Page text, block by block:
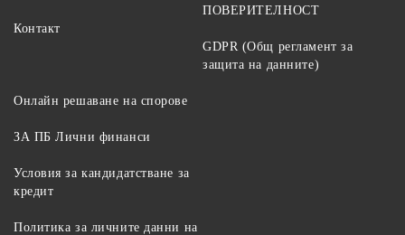
Контакт
ПОВЕРИТЕЛНОСТ
GDPR (Общ регламент за
защита на данните)
Онлайн решаване на спорове
ЗА ПБ Лични финанси
Условия за кандидатстване за
кредит
Политика за личните данни на